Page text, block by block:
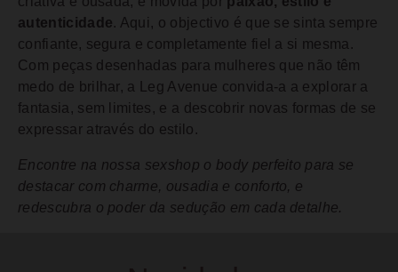
autenticidade. Aqui, o objectivo é que se sinta sempre
confiante, segura e completamente fiel a si mesma.
Com peças desenhadas para mulheres que não têm
medo de brilhar, a Leg Avenue convida-a a explorar a
fantasia, sem limites, e a descobrir novas formas de se
expressar através do estilo.
Encontre na nossa sexshop o body perfeito para se
destacar com charme, ousadia e conforto, e
redescubra o poder da sedução em cada detalhe.